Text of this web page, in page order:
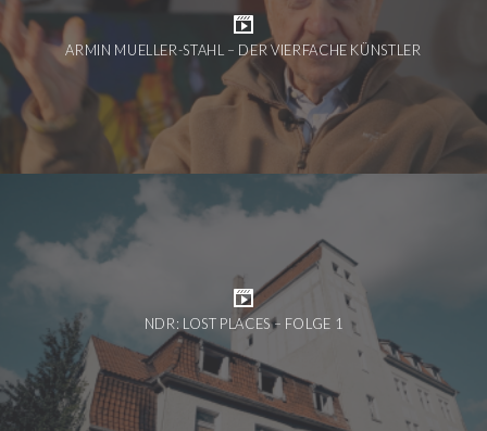
ARMIN MUELLER-STAHL – DER VIERFACHE KÜNSTLER
NDR: LOST PLACES – FOLGE 1